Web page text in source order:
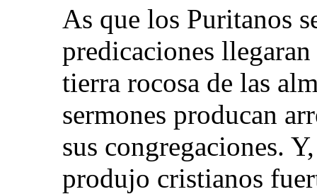
As que los Puritanos
predicaciones
tierra rocosa de las
sermones producan
sus congregaciones.
produjo cristianos